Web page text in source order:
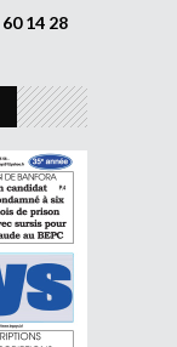
14 28